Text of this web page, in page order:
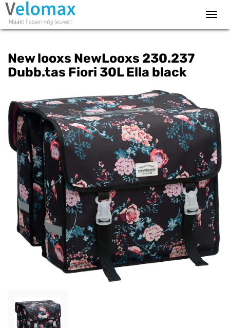
New looxs NewLooxs 230.237
Dubb.tas Fiori 30L Ella black